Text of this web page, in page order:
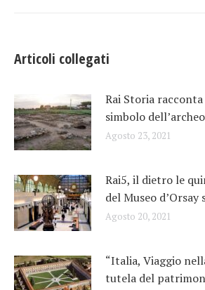
Articoli collegati
Rai Storia
simbolo
Agosto 23, 2021
Rai5, il dietro le
del Museo d’Orsay
Agosto 20, 2021
“Italia, Viaggio
tutela del